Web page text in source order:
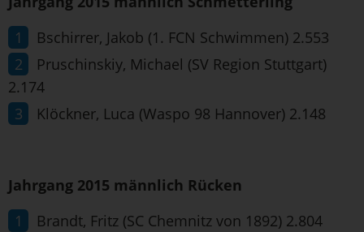
Bschirrer, Jakob (1. FCN Schwimmen) 2.553
Pruschinskiy, Michael (SV Region Stuttgart)
2.174
Klöckner, Luca (Waspo 98 Hannover) 2.148
Jahrgang 2015 männlich Rücken
Brandt, Fritz (SC Chemnitz von 1892) 2.804